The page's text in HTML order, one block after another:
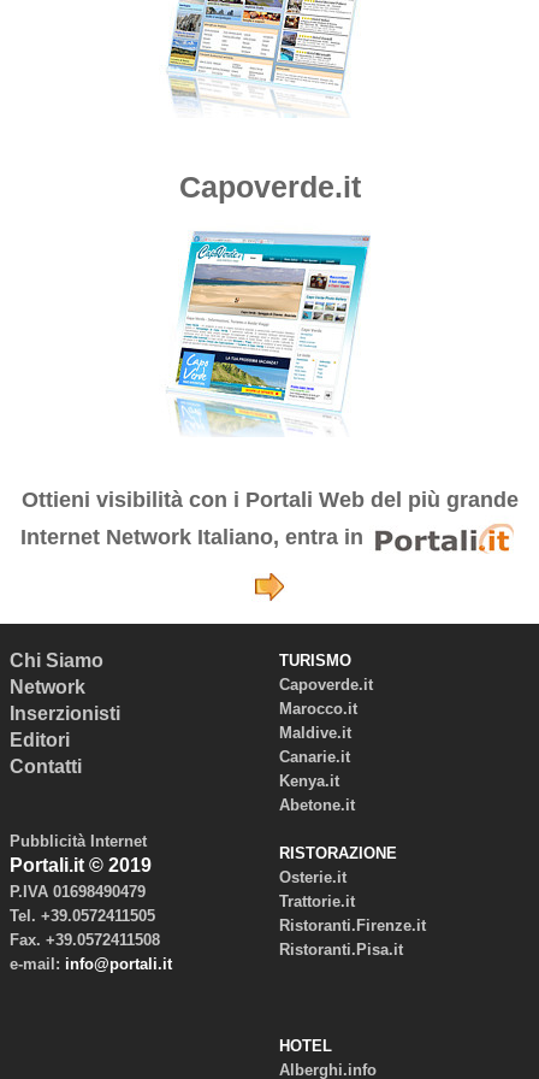
Capoverde.it
Ottieni visibilità con i Portali Web del più grande
Internet Network Italiano, entra in
Chi Siamo
Network
Inserzionisti
Editori
Contatti
Pubblicità Internet
Portali.it © 2019
P.IVA 01698490479
Tel. +39.0572411505
Fax. +39.0572411508
e-mail: info@portali.it
TURISMO
Capoverde.it
Marocco.it
Maldive.it
Canarie.it
Kenya.it
Abetone.it
RISTORAZIONE
Osterie.it
Trattorie.it
Ristoranti.Firenze.it
Ristoranti.Pisa.it
HOTEL
Alberghi.info